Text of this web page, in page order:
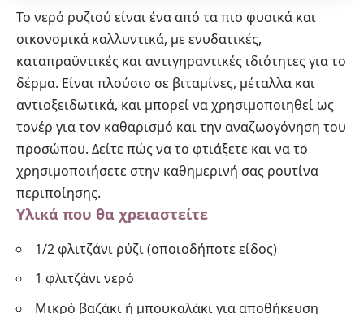
Το νερό ρυζιού είναι ένα από τα πιο φυσικά και
οικονομικά καλλυντικά, με ενυδατικές,
καταπραϋντικές και αντιγηραντικές ιδιότητες για το
δέρμα. Είναι πλούσιο σε βιταμίνες, μέταλλα και
αντιοξειδωτικά, και μπορεί να χρησιμοποιηθεί ως
τονέρ για τον καθαρισμό και την αναζωογόνηση του
προσώπου. Δείτε πώς να το φτιάξετε και να το
χρησιμοποιήσετε στην καθημερινή σας ρουτίνα
περιποίησης.
Υλικά που θα χρειαστείτε
1/2 φλιτζάνι ρύζι (οποιοδήποτε είδος)
1 φλιτζάνι νερό
Μικρό βαζάκι ή μπουκαλάκι για αποθήκευση